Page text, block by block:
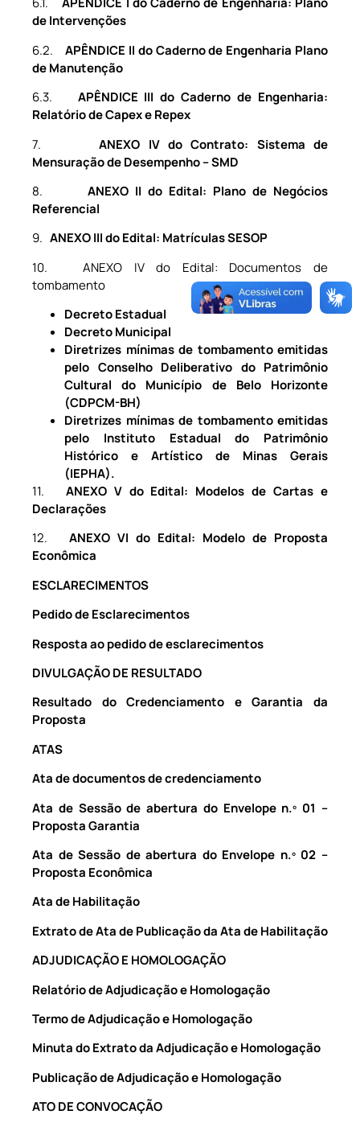
de Intervenções
6.2.APÊNDICE II do Caderno de Engenharia Plano
de Manutenção
6.3. APÊNDICE III do Caderno de Engenharia:
Relatório de Capex e Repex
7.ANEXO IV do Contrato: Sistema de
Mensuração de Desempenho – SMD
8. ANEXO II do Edital: Plano de Negócios
Referencial
9. ANEXO III do Edital: Matrículas SESOP
10. ANEXO IV do Edital: Documentos de
tombamento
Decreto Estadual
Decreto Municipal
Diretrizes mínimas de tombamento emitidas
pelo Conselho Deliberativo do Patrimônio
Cultural do Município de Belo Horizonte
(CDPCM-BH)
Diretrizes mínimas de tombamento emitidas
pelo Instituto Estadual do Patrimônio
Histórico e Artístico de Minas Gerais
(IEPHA).
11. ANEXO V do Edital: Modelos de Cartas e
Declarações
12. ANEXO VI do Edital: Modelo de Proposta
Econômica
ESCLARECIMENTOS
Pedido de Esclarecimentos
Resposta ao pedido de esclarecimentos
DIVULGAÇÃO DE RESULTADO
Resultado do Credenciamento e Garantia da
Proposta
ATAS
Ata de documentos de credenciamento
Ata de Sessão de abertura do Envelope n.º 01 –
Proposta Garantia
Ata de Sessão de abertura do Envelope n.º 02 –
Proposta Econômica
Ata de Habilitação
Extrato de Ata de Publicação da Ata de Habilitação
ADJUDICAÇÃO E HOMOLOGAÇÃO
Relatório de Adjudicação e Homologação
Termo de Adjudicação e Homologação
Minuta do Extrato da Adjudicação e Homologação
Publicação de Adjudicação e Homologação
ATO DE CONVOCAÇÃO